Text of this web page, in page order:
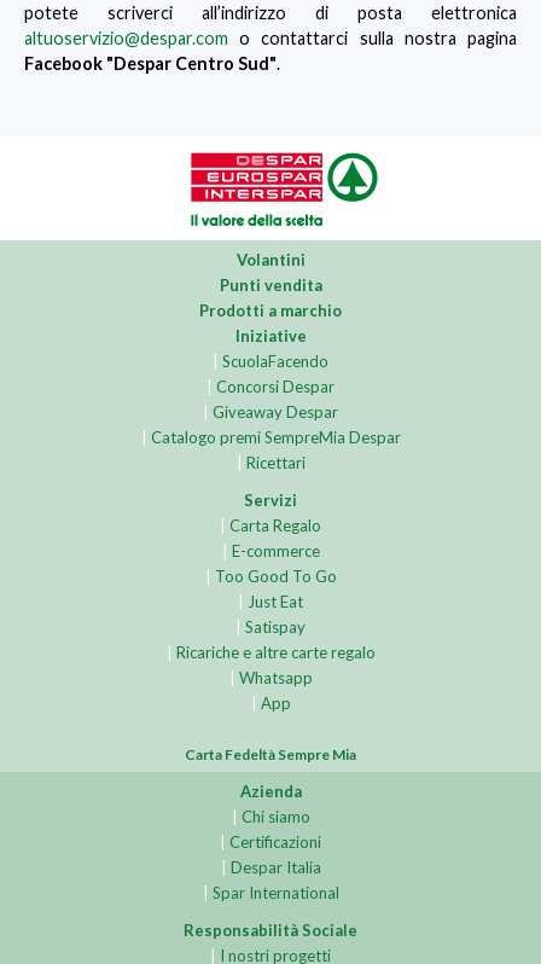
potete scriverci all’indirizzo di posta elettronica
altuoservizio@despar.com o contattarci sulla nostra pagina
Facebook "Despar Centro Sud".
Volantini
Punti vendita
Prodotti a marchio
Iniziative
ScuolaFacendo
Concorsi Despar
Giveaway Despar
Catalogo premi SempreMia Despar
Ricettari
Servizi
Carta Regalo
E-commerce
Too Good To Go
Just Eat
Satispay
Ricariche e altre carte regalo
Whatsapp
App
Carta Fedeltà Sempre Mia
Azienda
Chi siamo
Certificazioni
Despar Italia
Spar International
Responsabilità Sociale
I nostri progetti